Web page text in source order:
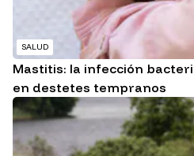
SALUD
Mastitis: la infección
en destetes tempranos